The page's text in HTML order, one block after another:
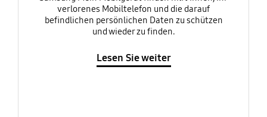
verlorenes Mobiltelefon und die darauf
befindlichen persönlichen Daten zu schützen
und wieder zu finden.
Lesen Sie weiter